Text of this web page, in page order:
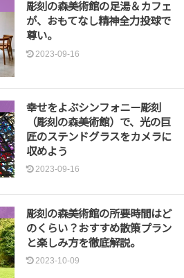
彫刻の森美術館の足湯＆カフェ
が、おもてなし精神全力投球で
尊い。
2023-09-16
幸せをよぶシンフォニー彫刻
（彫刻の森美術館）で、光の巨
匠のステンドグラスをカメラに
収めよう
2023-09-16
彫刻の森美術館の所要時間はど
のくらい？おすすめ散策プラン
と楽しみ方を徹底解説。
2023-10-09